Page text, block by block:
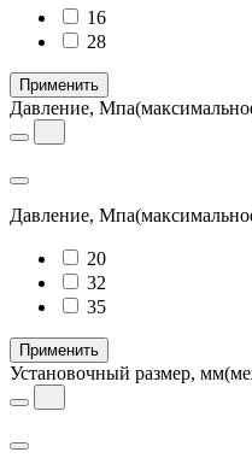
16
28
Применить
Давление, Мпа
Давление, Мпа
20
32
35
Применить
Установочный размер, мм